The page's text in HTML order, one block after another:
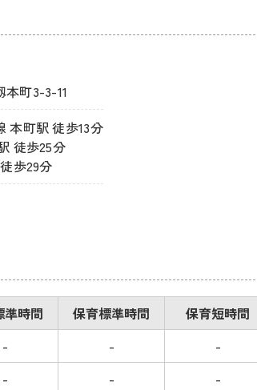
町3-3-11
本町駅 徒歩13分
徒歩25分
歩29分
準時間 保育標準時間
保育短時間
- -
-
- -
-